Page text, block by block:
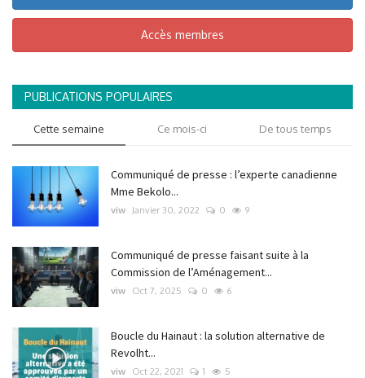
Accès membres
PUBLICATIONS POPULAIRES
Cette semaine Ce mois-ci De tous temps
Communiqué de presse : l’experte canadienne
Mme Bekolo...
viw Janvier 30, 2022 0 9
Communiqué de presse faisant suite à la
Commission de l’Aménagement...
viw Oct 7, 2025 0 6
Boucle du Hainaut : la solution alternative de
Revolht...
viw Oct 22, 2021 1 5